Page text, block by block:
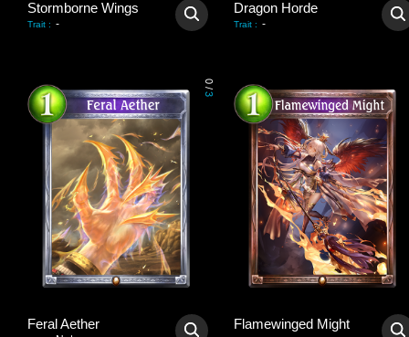
Stormborne Wings
Trait : -
Dragon Horde
Trait : -
0
/
3
Feral Aether Flamewinged Might